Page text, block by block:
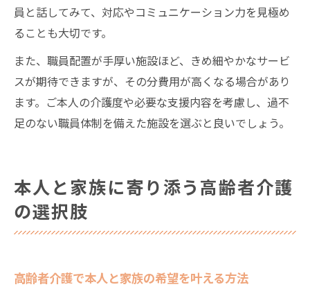
員と話してみて、対応やコミュニケーション力を見極め
ることも大切です。
また、職員配置が手厚い施設ほど、きめ細やかなサービ
スが期待できますが、その分費用が高くなる場合があり
ます。ご本人の介護度や必要な支援内容を考慮し、過不
足のない職員体制を備えた施設を選ぶと良いでしょう。
本人と家族に寄り添う高齢者介護
の選択肢
高齢者介護で本人と家族の希望を叶える方法